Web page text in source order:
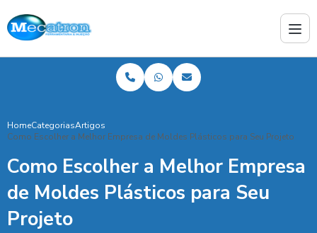
HomeCategoriasArtigos
Como Escolher a Melhor Empresa de Moldes Plásticos para Seu Projeto
Como Escolher a Melhor Empresa
de Moldes Plásticos para Seu
Projeto